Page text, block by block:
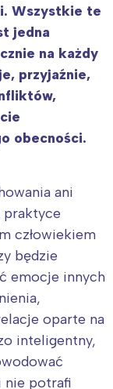
Wszystkie te
jedna
na każdy
przyjaźnie,
obecności.
ani
praktyce
człowiekiem
będzie
emocje innych
oparte na
inteligentny,
nie potrafi